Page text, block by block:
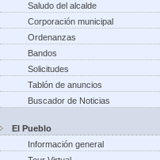
Saludo del alcalde
Corporación municipal
Ordenanzas
Bandos
Solicitudes
Tablón de anuncios
Buscador de Noticias
El Pueblo
Información general